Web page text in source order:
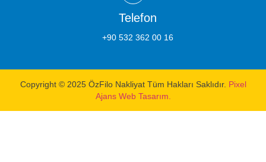
Telefon
+90 532 362 00 16
Copyright © 2025 ÖzFilo Nakliyat Tüm Hakları Saklıdır. Pixel
Ajans Web Tasarım.